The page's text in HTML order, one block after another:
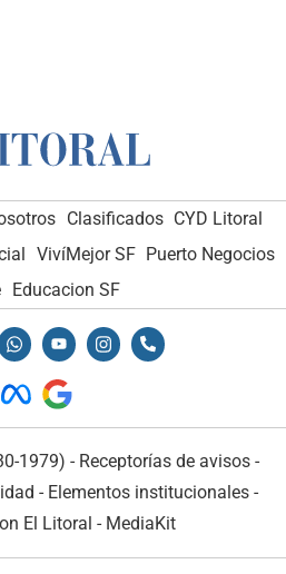
Clasificados CYD Litoral
VivíMejor SF Puerto Negocios
Educacion SF
1979) - Receptorías de avisos -
- Elementos institucionales -
El Litoral - MediaKit